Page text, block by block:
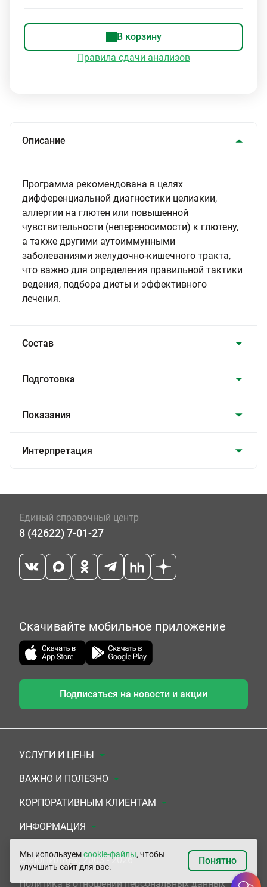
В корзину
Правила сдачи анализов
Описание
Программа рекомендована в целях
дифференциальной диагностики целиакии,
аллергии на глютен или повышенной
чувствительности (непереносимости) к глютену,
а также другими аутоиммунными
заболеваниями желудочно-кишечного тракта,
что важно для определения правильной тактики
ведения, подбора диеты и эффективного
лечения.
Состав
Подготовка
Показания
Интерпретация
Единый справочный центр
8 (42622) 7-01-27
Скачивайте мобильное приложение
Подписаться на новости и акции
УСЛУГИ И ЦЕНЫ
Анализы
Комплексы
УЗИ
ЭКГ/Холтер/СМАД
Приемы врачей
ВАЖНО И ПОЛЕЗНО
Документы для заключения договора
Система скидок
Подарочные сертификаты
Сертификаты на комплексные программы
КОРПОРАТИВНЫМ КЛИЕНТАМ
Медицинским организациям
Прочим организациям
ИНФОРМАЦИЯ
О Компании
Контакты
© «ЮНИЛАБ», 2003 - 2026
Политика в отношении персональных данных
Мы используемcookie-файлы, чтобы
улучшить сайт для вас.
Понятно